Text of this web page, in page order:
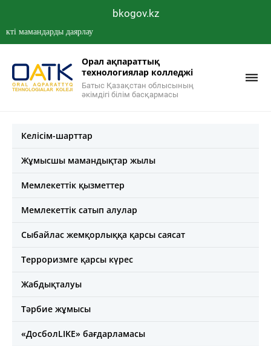
bkogov.kz
даярлау
Орал ақпараттық
технологиялар колледжі
Батыс Қазақстан облысының
әкімдігі білім басқармасы
Келісім-шарттар
Жұмысшы мамандықтар жылы
Мемлекеттік қызметтер
Мемлекеттік сатып алулар
Сыбайлас жемқорлыққа қарсы саясат
Терроризмге қарсы күрес
Жабдықталуы
Тәрбие жұмысы
«ДосболLIKE» бағдарламасы